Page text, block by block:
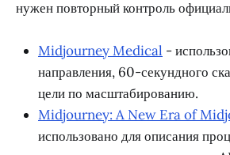
нужен повторный контроль
Midjourney Medical -
направления, 60-секундного
цели по масштабированию.
Midjourney: A New Era of
использовано для описания